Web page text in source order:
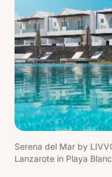
gelegen.
Serena del Mar by
Lanzarote in Playa